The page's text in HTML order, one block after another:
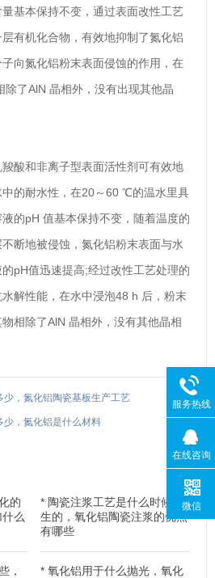
基本保持不变，通过表面改性工艺
有机化合物，有效地抑制了氮化铝
向氮化铝粉末表面侵蚀的作用，在
除了AlN 晶相外，没有出现其他晶
酸和非离子型表面活性剂可有效地
的耐水性，在20～60 ℃的温水里具
的pH 值基本保持不变，随着温度的
断地被侵蚀，氮化铝粉末表面与水
pH值迅速提高;经过改性工艺处理的
解性能，在水中浸泡48 h 后，粉末
相除了AlN 晶相外，没有其他晶相
少，氮化铝陶瓷基板生产工艺
少，氮化铝是什么材料
的
么
* 陶瓷注浆工艺是什么时候产
生的，氧化铝陶瓷注浆的优点
有哪些
，
* 氧化铝用于什么抛光，氧化
服务热线
在线咨询
微信